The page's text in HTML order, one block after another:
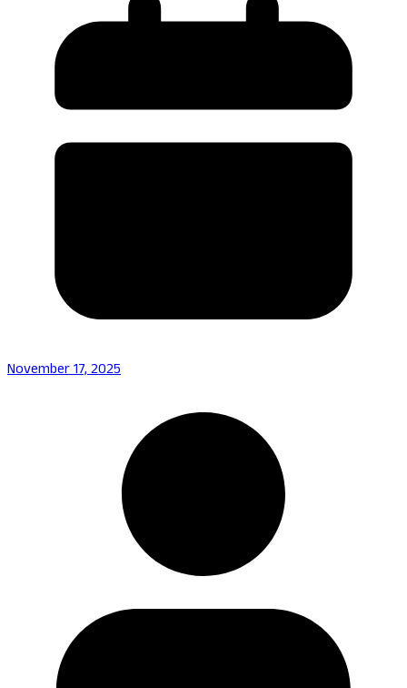
November 17, 2025